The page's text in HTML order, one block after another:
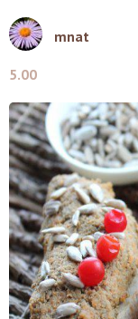
mnat
5.00